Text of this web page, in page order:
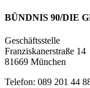
BÜNDNIS 90/DIE
Geschäftsstelle
Franziskanerstraße 14
81669 München
Telefon: 089 201 44